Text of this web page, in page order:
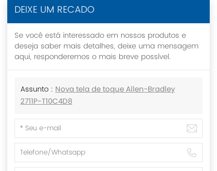
DEIXE UM RECADO
Se você está interessado em nossos produtos e
deseja saber mais detalhes, deixe uma mensagem
aqui, responderemos o mais breve possível.
Assunto : Nova tela de toque Allen-Bradley
2711P-T10C4D8